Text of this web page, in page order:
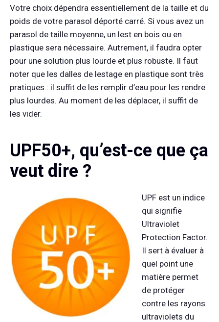
Votre choix dépendra essentiellement de la taille et du
poids de votre parasol déporté carré. Si vous avez un
parasol de taille moyenne, un lest en bois ou en
plastique sera nécessaire. Autrement, il faudra opter
pour une solution plus lourde et plus robuste. Il faut
noter que les dalles de lestage en plastique sont très
pratiques : il suffit de les remplir d’eau pour les rendre
plus lourdes. Au moment de les déplacer, il suffit de
les vider.
UPF50+, qu’est-ce que ça
veut dire ?
UPF est un indice
qui signifie
Ultraviolet
Protection Factor.
Il sert à évaluer à
quel point une
matière permet
de protéger
contre les rayons
ultraviolets du